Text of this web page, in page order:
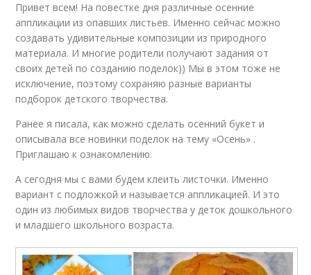
Привет всем! На повестке дня различные осенние
аппликации из опавших листьев. Именно сейчас можно
создавать удивительные композиции из природного
материала. И многие родители получают задания от
своих детей по созданию поделок)) Мы в этом тоже не
исключение, поэтому сохраняю разные варианты
подборок детского творчества.
Ранее я писала, как можно сделать осенний букет и
описывала все новинки поделок на тему «Осень» .
Приглашаю к ознакомлению.
А сегодня мы с вами будем клеить листочки. Именно
вариант с подложкой и называется аппликацией. И это
один из любимых видов творчества у деток дошкольного
и младшего школьного возраста.